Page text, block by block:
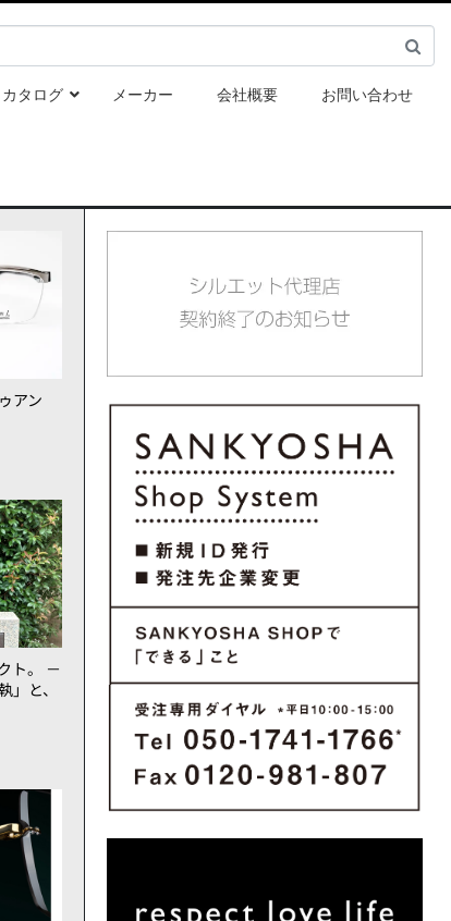
カタログ メーカー 会社概要 お問い合わせ
アン
ト。 －
」と、